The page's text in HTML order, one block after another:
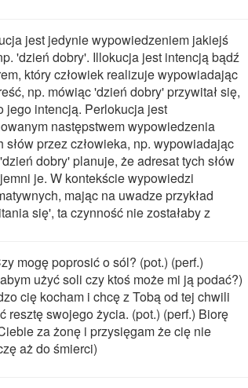
jest jedynie wypowiedzeniem jakiejś
'dzień dobry'. Illokucja jest intencją bądź
który człowiek realizuje wypowiadając
np. mówiąc 'dzień dobry' przywitał się,
jego intencją. Perlokucja jest
następstwem wypowiedzenia
słów przez człowieka, np. wypowiadając
dobry' planuje, że adresat tych słów
je. W kontekście wypowiedzi
mając na uwadze przykład
się', ta czynność nie zostałaby z
mogę poprosić o sól? (pot.) (perf.)
użyć soli czy ktoś może mi ją podać?)
cię kocham i chcę z Tobą od tej chwili
resztę swojego życia. (pot.) (perf.) Biorę
za żonę i przysięgam że cię nie
aż do śmierci)